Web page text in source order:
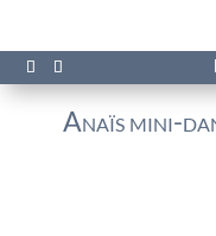
Anaïs mini-